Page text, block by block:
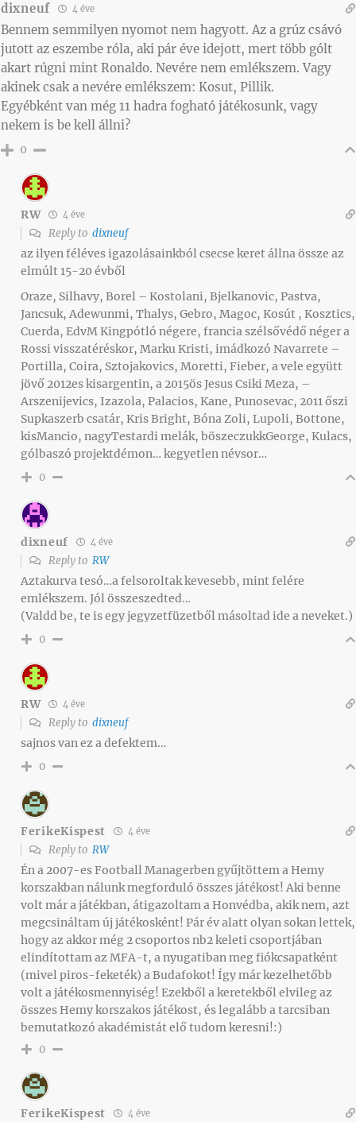
dixneuf 4 éve
Bennem semmilyen nyomot nem hagyott. Az a grúz csávó
jutott az eszembe róla, aki pár éve idejott, mert több gólt
akart rúgni mint Ronaldo. Nevére nem emlékszem. Vagy
akinek csak a nevére emlékszem: Kosut, Pillik.
Egyébként van még 11 hadra fogható játékosunk, vagy
nekem is be kell állni?
0
RW 4 éve
Reply to dixneuf
az ilyen féléves igazolásainkból csecse keret állna össze az
elmúlt 15-20 évből
Oraze, Silhavy, Borel – Kostolani, Bjelkanovic, Pastva,
Jancsuk, Adewunmi, Thalys, Gebro, Magoc, Kosút , Kosztics,
Cuerda, EdvM Kingpótló négere, francia szélsővédő néger a
Rossi visszatéréskor, Marku Kristi, imádkozó Navarrete –
Portilla, Coira, Sztojakovics, Moretti, Fieber, a vele együtt
jövő 2012es kisargentin, a 2015ös Jesus Csiki Meza, –
Arszenijevics, Izazola, Palacios, Kane, Punosevac, 2011 őszi
Supkaszerb csatár, Kris Bright, Bóna Zoli, Lupoli, Bottone,
kisMancio, nagyTestardi melák, böszeczukkGeorge, Kulacs,
gólbaszó projektdémon… kegyetlen névsor…
0
dixneuf 4 éve
Reply to RW
Aztakurva tesó…a felsoroltak kevesebb, mint felére
emlékszem. Jól összeszedted…
(Valdd be, te is egy jegyzetfüzetből másoltad ide a neveket.)
0
RW 4 éve
Reply to dixneuf
sajnos van ez a defektem…
0
FerikeKispest 4 éve
Reply to RW
Én a 2007-es Football Managerben gyűjtöttem a Hemy
korszakban nálunk megforduló összes játékost! Aki benne
volt már a játékban, átigazoltam a Honvédba, akik nem, azt
megcsináltam új játékosként! Pár év alatt olyan sokan lettek,
hogy az akkor még 2 csoportos nb2 keleti csoportjában
elindítottam az MFA-t, a nyugatiban meg fiókcsapatként
(mivel piros-feketék) a Budafokot! Így már kezelhetőbb
volt a játékosmennyiség! Ezekből a keretekből elvileg az
összes Hemy korszakos játékost, és legalább a tarcsiban
bemutatkozó akadémistát elő tudom keresni!:)
0
FerikeKispest 4 éve